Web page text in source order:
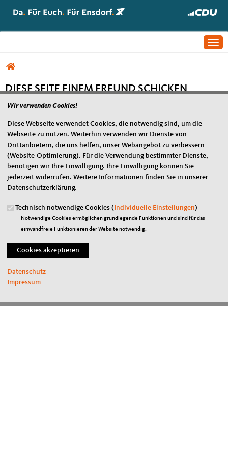
Sie sind hier
DIESE SEITE EINEM FREUND SCHICKEN
Fußbereich
Im Web
Stephan Toscani
Nadine Schön
CDU Deutschland
CDU/CSU Bundestagsfraktion
Sitemap
Wir verwenden Cookies!
Diese Webseite verwendet Cookies, die notwendig sind, um die
Webseite zu nutzen. Weiterhin verwenden wir Dienste von
Drittanbietern, die uns helfen, unser Webangebot zu verbessern
(Website-Optimierung). Für die Verwendung bestimmter Dienste,
benötigen wir Ihre Einwilligung. Ihre Einwilligung können Sie
jederzeit widerrufen. Weitere Informationen finden Sie in unserer
Datenschutzerklärung.
Technisch notwendige Cookies (Individuelle Einstellungen)
Notwendige Cookies ermöglichen grundlegende Funktionen und sind für das
einwandfreie Funktionieren der Website notwendig.
Datenschutz
Impressum